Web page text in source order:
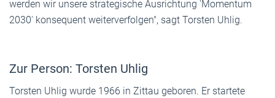
werden wir unsere strategische Ausrichtung 'Momentum
2030' konsequent weiterverfolgen", sagt Torsten Uhlig.
Zur Person: Torsten Uhlig
Torsten Uhlig wurde 1966 in Zittau geboren. Er startete